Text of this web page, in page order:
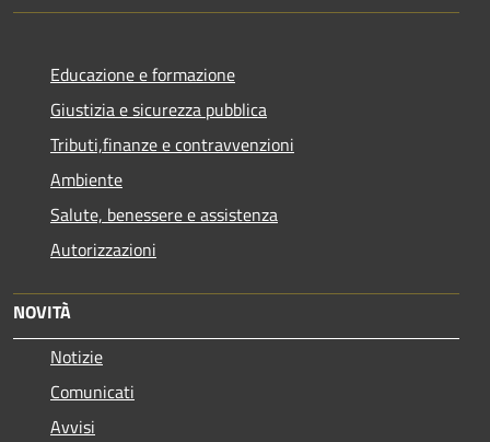
Educazione e formazione
Giustizia e sicurezza pubblica
Tributi,finanze e contravvenzioni
Ambiente
Salute, benessere e assistenza
Autorizzazioni
NOVITÀ
Notizie
Comunicati
Avvisi